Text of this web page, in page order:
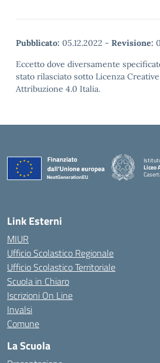
Pubblicato: 05.12.2022 - Revisione:
Eccetto dove diversamente
stato rilasciato sotto Licenza
Attribuzione 4.0 Italia.
Liceo
Link Esterni
MIUR
Ufficio Scolastico Regionale
Ufficio Scolastico Territoriale
Scuola in Chiaro
Iscrizioni On Line
Invalsi
Comune
La Scuola